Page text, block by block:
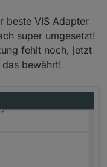
beste VIS Adapter
super umgesetzt!
fehlt noch, jetzt
bewährt!